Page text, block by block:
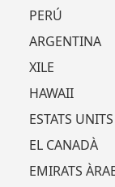
PERÚ
ARGENTINA
XILE
HAWAII
ESTATS UNITS
EL CANADÀ
EMIRATS